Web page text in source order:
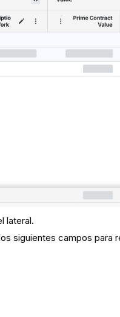
lateral.
siguientes campos